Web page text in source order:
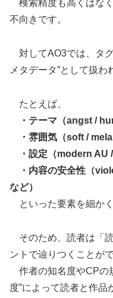
検索精度も高くはな
不向きです。
対してAO3では、タ
メタデータ”として扱わ
たとえば、
・テーマ（angst /
・雰囲気（soft /
・設定（modern AU
・内容の安全性（
など）
といった要素を細かく
そのため、読者は「
ントで辿りつくことが
作者の知名度やCPの
度”によって読者と作品